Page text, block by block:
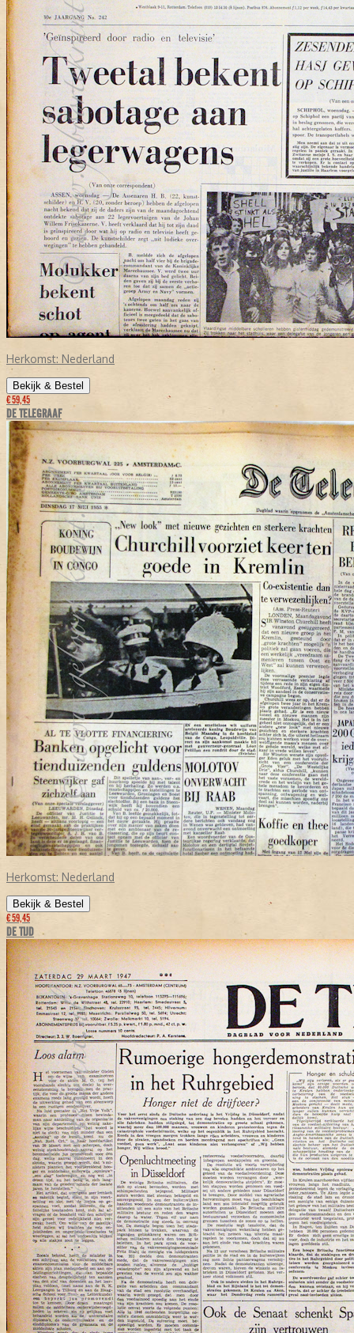
Herkomst: Nederland
Bekijk & Bestel
€ 59,45
DE TELEGRAAF
Herkomst: Nederland
Bekijk & Bestel
€ 59,45
DE TIJD